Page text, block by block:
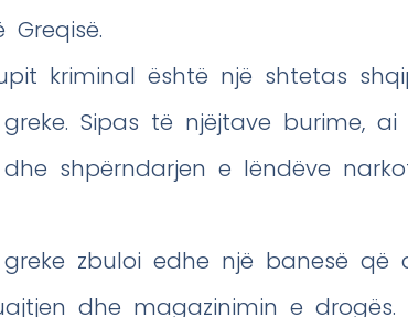
kriminal është një shtetas
Sipas të njëjtave burime, ai
shpërndarjen e lëndëve
zbuloi edhe një banesë që
dhe magazinimin e drogës.